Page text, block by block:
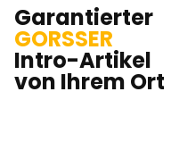
Garantierter
GORSSER
Intro-Artikel
von Ihrem Ort